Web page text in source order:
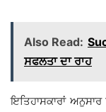
Also Read:
ਸਫਲਤਾ ਦਾ ਰਾਹ
ਇਤਿਹਾਸਕਾਰਾਂ